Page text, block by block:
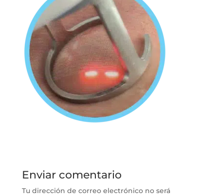
Enviar comentario
Tu dirección de correo electrónico no será